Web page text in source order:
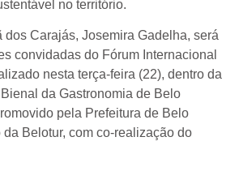
no território.
dos Carajás, Josemira Gadelha, será
convidadas do Fórum Internacional
nesta terça-feira (22), dentro da
da Gastronomia de Belo
pela Prefeitura de Belo
da Belotur, com co-realização do